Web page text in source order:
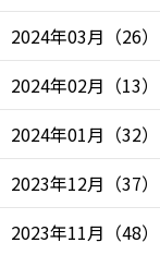
2024年03月 （26）
2024年02月 （13）
2024年01月 （32）
2023年12月 （37）
2023年11月 （48）